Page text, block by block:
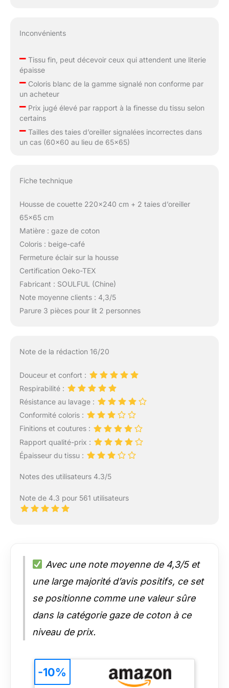
Inconvénients
–Tissu fin, peut décevoir ceux qui attendent une literie
épaisse
–Coloris blanc de la gamme signalé non conforme par
un acheteur
–Prix jugé élevé par rapport à la finesse du tissu selon
certains
–Tailles des taies d’oreiller signalées incorrectes dans
un cas (60×60 au lieu de 65×65)
Fiche technique
Housse de couette 220×240 cm + 2 taies d’oreiller
65×65 cm
Matière : gaze de coton
Coloris : beige-café
Fermeture éclair sur la housse
Certification Oeko-TEX
Fabricant : SOULFUL (Chine)
Note moyenne clients : 4,3/5
Parure 3 pièces pour lit 2 personnes
Note de la rédaction 16/20
Douceur et confort :
Respirabilité :
Résistance au lavage :
Conformité coloris :
Finitions et coutures :
Rapport qualité-prix :
Épaisseur du tissu :
Notes des utilisateurs 4.3/5
Note de 4.3 pour 561 utilisateurs
Avec une note moyenne de 4,3/5 et
une large majorité d’avis positifs, ce set
se positionne comme une valeur sûre
dans la catégorie gaze de coton à ce
niveau de prix.
-10%